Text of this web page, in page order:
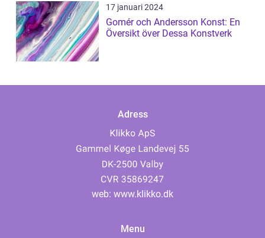
17 januari 2024
Gomér och Andersson Konst: En
Översikt över Dessa Konstverk
Adress
web: www.klikko.dk
Menu